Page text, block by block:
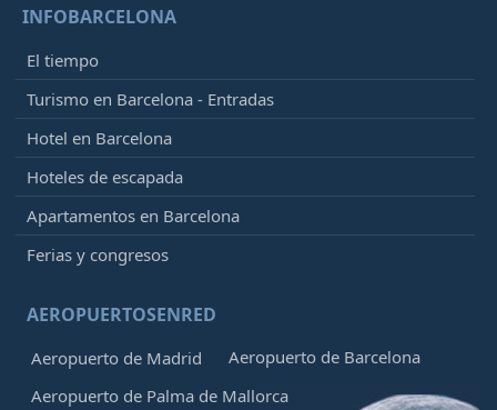
INFOBARCELONA
El tiempo
Turismo en Barcelona - Entradas
Hotel en Barcelona
Hoteles de escapada
Apartamentos en Barcelona
Ferias y congresos
AEROPUERTOSENRED
Aeropuerto de Madrid
Aeropuerto de Barcelona
Aeropuerto de Palma de Mallorca